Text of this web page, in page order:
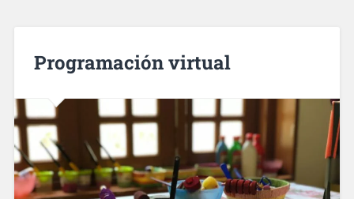
Programación virtual